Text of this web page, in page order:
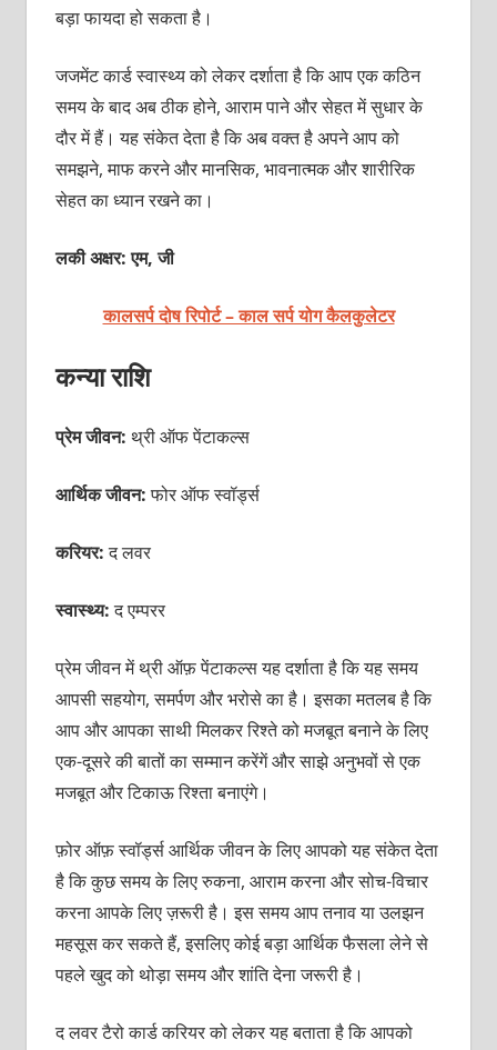
बड़ा फायदा हो सकता है।
जजमेंट कार्ड स्वास्थ्य को लेकर दर्शाता है कि आप एक कठिन
समय के बाद अब ठीक होने, आराम पाने और सेहत में सुधार के
दौर में हैं। यह संकेत देता है कि अब वक्त है अपने आप को
समझने, माफ करने और मानसिक, भावनात्मक और शारीरिक
सेहत का ध्यान रखने का।
लकी अक्षर: एम, जी
कालसर्प दोष रिपोर्ट – काल सर्प योग कैलकुलेटर
कन्या राशि
प्रेम जीवन: थ्री ऑफ पेंटाकल्स
आर्थिक जीवन:फोर ऑफ स्वॉर्ड्स
करियर:द लवर
स्वास्थ्य:दएम्परर
प्रेम जीवन में थ्री ऑफ़ पेंटाकल्स यह दर्शाता है कि यह समय
आपसी सहयोग, समर्पण और भरोसे का है। इसका मतलब है कि
आप और आपका साथी मिलकर रिश्ते को मजबूत बनाने के लिए
एक-दूसरे की बातों का सम्मान करेंगें और साझे अनुभवों से एक
मजबूत और टिकाऊ रिश्ता बनाएंगे।
फ़ोर ऑफ़ स्वॉर्ड्स आर्थिक जीवन के लिए आपको यह संकेत देता
है कि कुछ समय के लिए रुकना, आराम करना और सोच-विचार
करना आपके लिए ज़रूरी है। इस समय आप तनाव या उलझन
महसूस कर सकते हैं, इसलिए कोई बड़ा आर्थिक फैसला लेने से
पहले खुद को थोड़ा समय और शांति देना जरूरी है।
द लवर टैरो कार्ड करियर को लेकर यह बताता है कि आपको